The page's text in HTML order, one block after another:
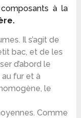
à la
Il s’agit de
bac, et de les
d’abord le
au fur et à
le
Comme